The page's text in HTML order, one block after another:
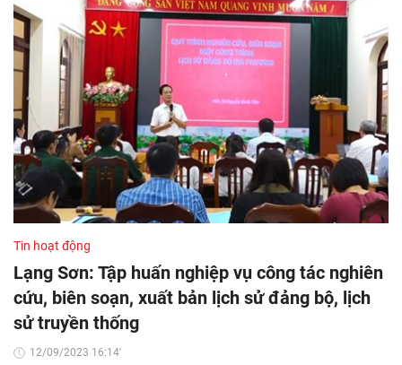
Tin hoạt động
Lạng Sơn: Tập huấn nghiệp vụ công tác nghiên
cứu, biên soạn, xuất bản lịch sử đảng bộ, lịch
sử truyền thống
12/09/2023 16:14'